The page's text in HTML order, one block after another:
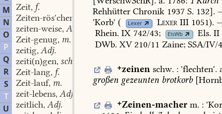
M
N
O
P
Q
R
S
T
U
Zeit, f.
Zeiten-rös'chen
zeiten-weise, Adj.
Zeit-genug, m.
zeitig, Adj.
zeiti(n)gen, schw.
Zeit-lang, f.
Zeit-lauf, m.
zeit-lebens, Adj.
zeitlich, Adj.
Rehhütter Chronik 1937 S. 132].
'Korb' ( Lexer Lexer III 1051).
Rhein. IX 742/43; ElsWb Els. II
DWb. XV210/11 Zaine; SSA/IV/
zeinen schw. :'flechten'.
großen gezeunten brotkorb
Zeinen-macher m. :'